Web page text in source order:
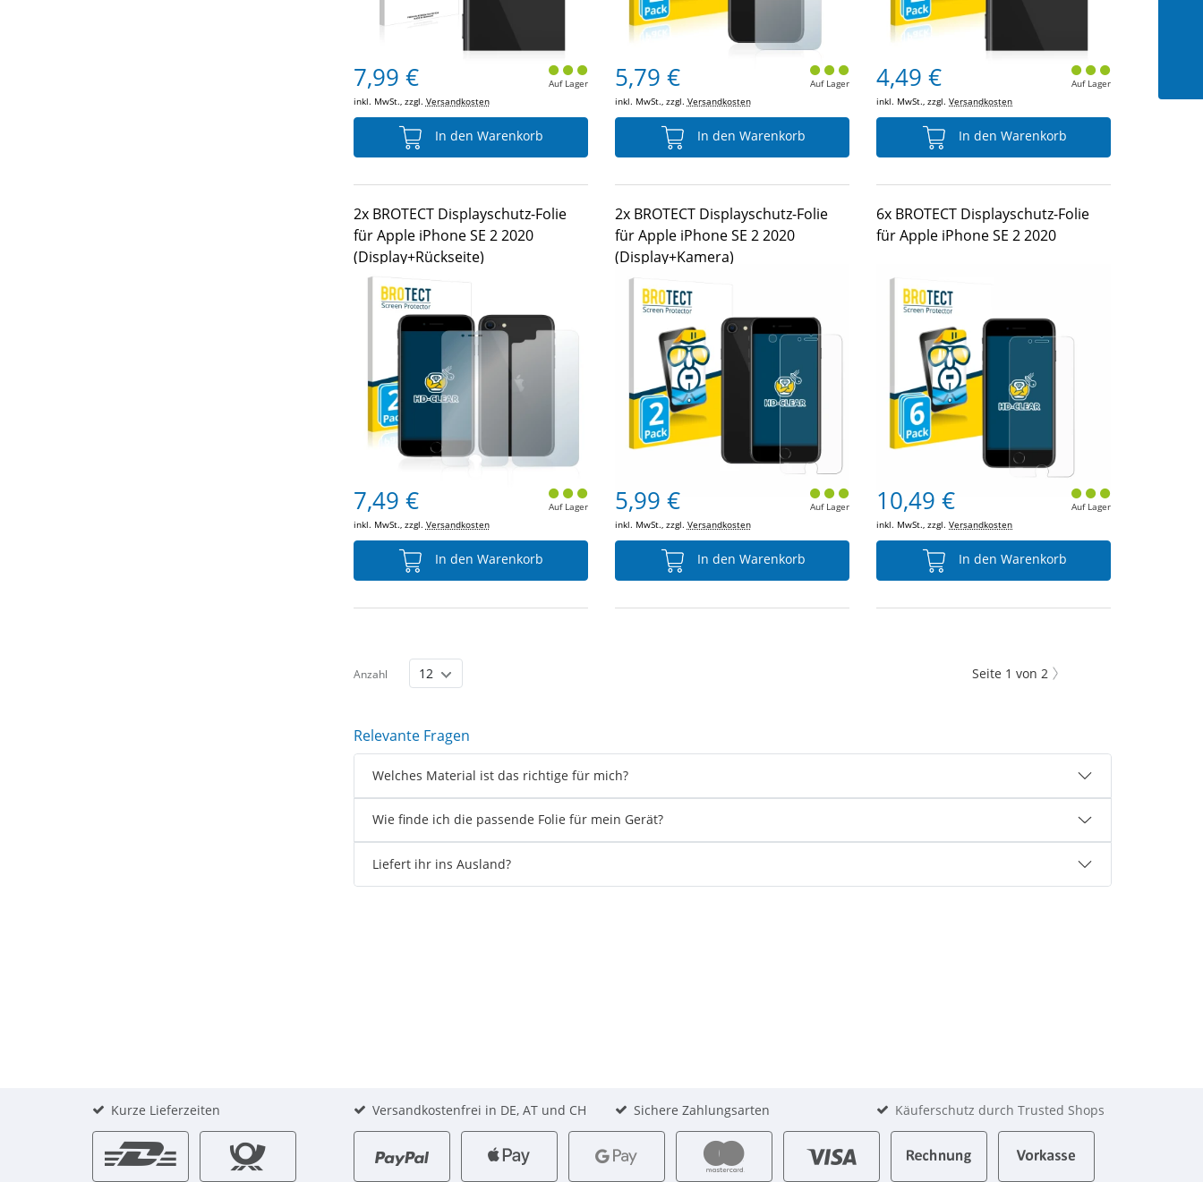
7,99 €
inkl. MwSt., zzgl. Versandkosten
Auf Lager
In den Warenkorb
5,79 €
inkl. MwSt., zzgl. Versandkosten
Auf Lager
In den Warenkorb
4,49 €
inkl. MwSt., zzgl.Versandkosten
Auf Lager
In den Warenkorb
2x BROTECT Displayschutz-Folie
für Apple iPhone SE 2 2020
(Display+Rückseite)
7,49 €
inkl. MwSt., zzgl. Versandkosten
Auf Lager
In den Warenkorb
2x BROTECT Displayschutz-Folie
für Apple iPhone SE 2 2020
(Display+Kamera)
5,99 €
inkl. MwSt., zzgl. Versandkosten
Auf Lager
In den Warenkorb
6x BROTECT Displayschutz-Folie
für Apple iPhone SE 2 2020
10,49 €
inkl. MwSt., zzgl.Versandkosten
Auf Lager
In den Warenkorb
Anzahl Seite 1 von 2
Relevante Fragen
Welches Material ist das richtige für mich?
Wie finde ich die passende Folie für mein Gerät?
Liefert ihr ins Ausland?
Kurze Lieferzeiten Versandkostenfrei in DE, AT und CH Sichere Zahlungsarten Käuferschutz durch Trusted Shops